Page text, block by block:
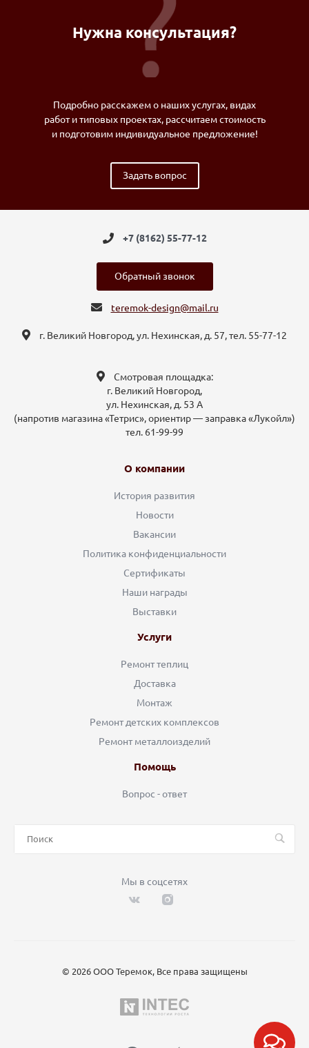
Нужна консультация?
Подробно расскажем о наших услугах, видах
работ и типовых проектах, рассчитаем стоимость
и подготовим индивидуальное предложение!
Задать вопрос
+7 (8162) 55-77-12
Обратный звонок
teremok-design@mail.ru
г. Великий Новгород, ул. Нехинская, д. 57, тел. 55-77-12
Смотровая площадка:
г. Великий Новгород,
ул. Нехинская, д. 53 А
(напротив магазина «Тетрис», ориентир — заправка «Лукойл»)
тел. 61-99-99
О компании
История развития
Новости
Вакансии
Политика конфиденциальности
Сертификаты
Наши награды
Выставки
Услуги
Ремонт теплиц
Доставка
Монтаж
Ремонт детских комплексов
Ремонт металлоизделий
Помощь
Вопрос - ответ
Мы в соцсетях
© 2026 ООО Теремок, Все права защищены